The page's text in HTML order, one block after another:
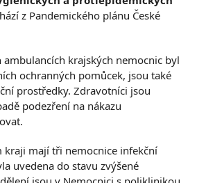
z Pandemického plánu České
krajských nemocnic byl
ochranných pomůcek, jsou také
prostředky. Zdravotníci jsou
podezření na nákazu
kraji mají tři nemocnice infekční
uvedena do stavu zvýšené